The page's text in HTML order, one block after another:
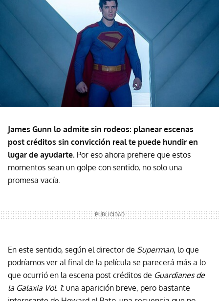
James Gunn lo admite sin rodeos: planear escenas
post créditos sin convicción real te puede hundir en
lugar de ayudarte. Por eso ahora prefiere que estos
momentos sean un golpe con sentido, no solo una
promesa vacía.
En este sentido, según el director de Superman, lo que
podríamos ver al final de la película se parecerá más a lo
que ocurrió en la escena post créditos de Guardianes de
la Galaxia Vol. 1: una aparición breve, pero bastante